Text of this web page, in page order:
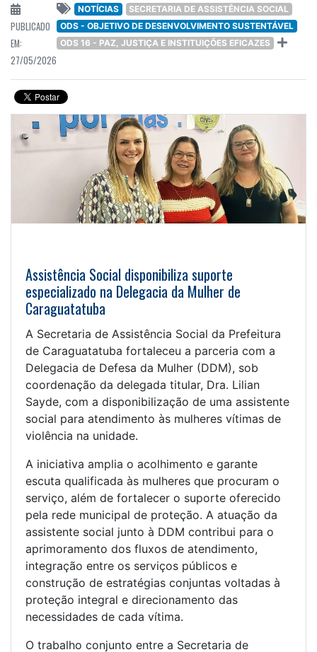
PUBLICADO
EM:
27/05/2026
NOTÍCIAS
SECRETARIA DE ASSISTÊNCIA SOCIAL
ODS - OBJETIVO DE DESENVOLVIMENTO SUSTENTÁVEL
ODS 16 - PAZ, JUSTIÇA E INSTITUIÇÕES EFICAZES
Assistência Social disponibiliza suporte
especializado na Delegacia da Mulher de
Caraguatatuba
A Secretaria de Assistência Social da Prefeitura
de Caraguatatuba fortaleceu a parceria com a
Delegacia de Defesa da Mulher (DDM), sob
coordenação da delegada titular, Dra. Lilian
Sayde, com a disponibilização de uma assistente
social para atendimento às mulheres vítimas de
violência na unidade.
A iniciativa amplia o acolhimento e garante
escuta qualificada às mulheres que procuram o
serviço, além de fortalecer o suporte oferecido
pela rede municipal de proteção. A atuação da
assistente social junto à DDM contribui para o
aprimoramento dos fluxos de atendimento,
integração entre os serviços públicos e
construção de estratégias conjuntas voltadas à
proteção integral e direcionamento das
necessidades de cada vítima.
O trabalho conjunto entre a Secretaria de